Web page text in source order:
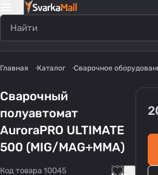
Главная Каталог Сварочное
Сварочный
полуавтомат
AuroraPRO ULTIMATE
500 (MIG/MAG+MMA)
Код товара 10045